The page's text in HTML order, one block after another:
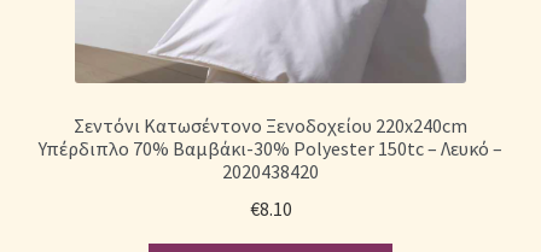
Σεντόνι Κατωσέντονο Ξενοδοχείου 220x240cm
Υπέρδιπλο 70% Βαμβάκι-30% Polyester 150tc – Λευκό –
2020438420
€8.10